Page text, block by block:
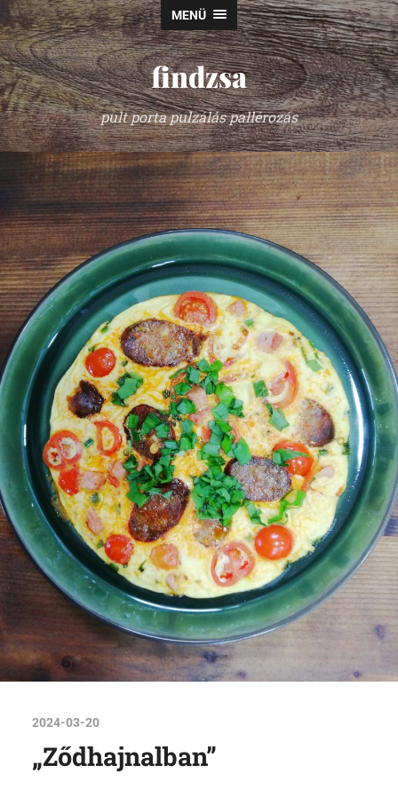
MENÜ
findzsa
pult porta pulzálás pallérozás
2024-03-20
„Ződhajnalban”